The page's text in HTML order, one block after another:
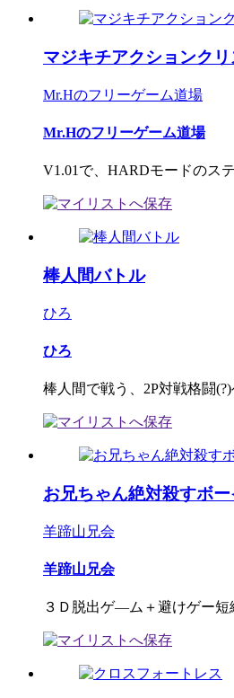
マジキチアクションクリ
Mr.Hのフリーゲーム道場
Mr.Hのフリーゲーム道場
V1.01で、HARDモードのス
棒人間バトル
ひろ
ひろ
棒人間で戦う、2P対戦格闘(?)
お兄ちゃん絶対殺すボー
羊蹄山兄会
羊蹄山兄会
３Ｄ脱出ゲ―ム＋避けゲー短